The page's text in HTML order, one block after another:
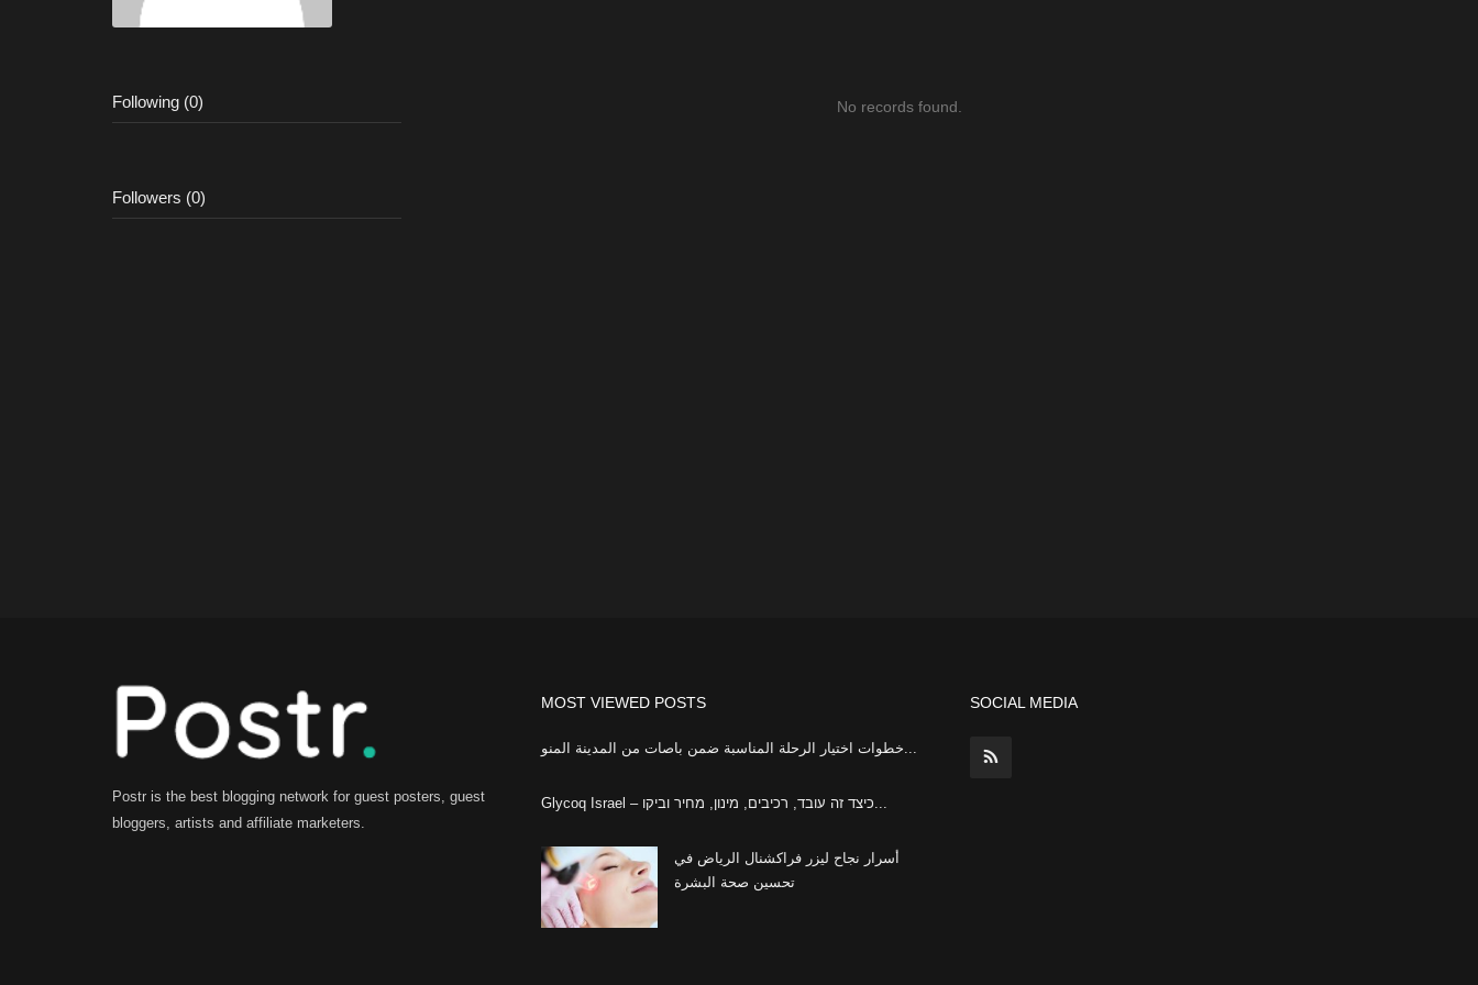
Following (0)
Followers (0)
No records found.
Postr is the best blogging network for guest posters, guest
bloggers, artists and affiliate marketers.
MOST VIEWED POSTS
خطوات اختيار الرحلة المناسبة ضمن باصات من المدينة المنو...
Glycoq Israel – כיצד זה עובד, רכיבים, מינון, מחיר וביקו...
أسرار نجاح ليزر فراكشنال الرياض في
تحسين صحة البشرة
SOCIAL MEDIA